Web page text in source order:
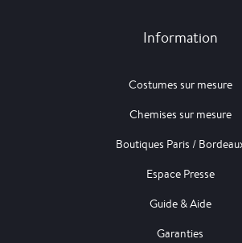
Information
Costumes sur mesure
Chemises sur mesure
Boutiques Paris /
Espace Presse
Guide & Aide
Garanties